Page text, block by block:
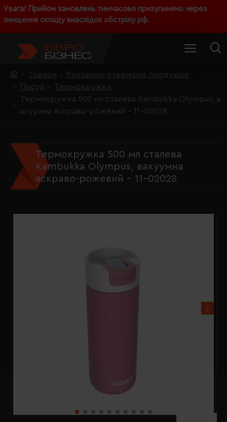
Увага! Прийом замовлень тимчасово призупинено через
знищення складу внаслідок обстрілу рф.
Товари
Рекламно-сувенірна продукція
Посуд
Термокружки
Термокружка 500 мл сталева Kambukka Olympus, в
акуумна яскраво-рожевий - 11-02028
Термокружка 500 мл сталева
Kambukka Olympus, вакуумна
яскраво-рожевий - 11-02028